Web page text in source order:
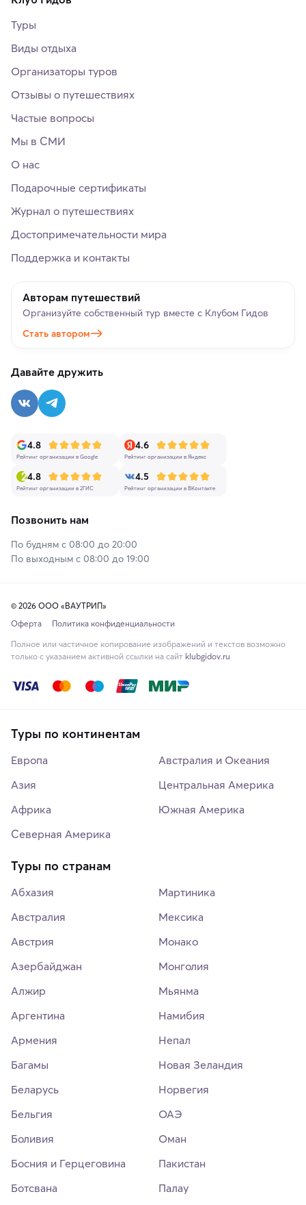
Туры
Виды отдыха
Организаторы туров
Отзывы о путешествиях
Частые вопросы
Мы в СМИ
О нас
Подарочные сертификаты
Журнал о путешествиях
Достопримечательности мира
Поддержка и контакты
Авторам путешествий
Организуйте собственный тур вместе с Клубом Гидов
Стать автором
Давайте дружить
4.8
Рейтинг организации в Google
4.6
Рейтинг организации в Яндекс
4.8
Рейтинг организации в 2ГИС
4.5
Рейтинг организации в ВКонтакте
Позвонить нам
По будням с 08:00 до 20:00
По выходным с 08:00 до 19:00
© 2026 ООО «ВАУТРИП»
Оферта
Политика конфиденциальности
Полное или частичное копирование изображений и текстов возможно
только с указанием активной ссылки на сайт klubgidov.ru
Туры по континентам
Европа
Азия
Африка
Северная Америка
Австралия и Океания
Центральная Америка
Южная Америка
Туры по странам
Абхазия
Австралия
Австрия
Азербайджан
Алжир
Аргентина
Армения
Багамы
Беларусь
Бельгия
Боливия
Босния и Герцеговина
Ботсвана
Мартиника
Мексика
Монако
Монголия
Мьянма
Намибия
Непал
Новая Зеландия
Норвегия
ОАЭ
Оман
Пакистан
Палау